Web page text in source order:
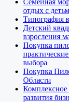
отдых с
Типография
Детский
взросления
Покупка
выбора
Покупка
Области
Комплексное
развития